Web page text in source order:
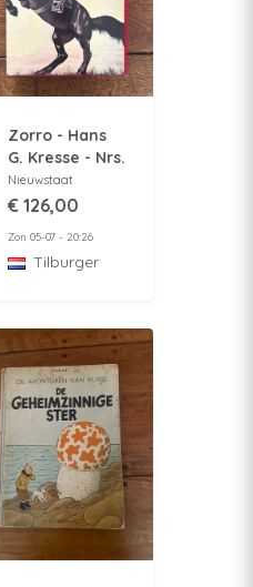
Zorro - Hans
G. Kresse - Nrs.
1 t/m 3
compleet met
Boumaar -
Eerste druk
Nieuwstaat
€ 126,00
Zon 05-07 - 20:26
Tilburger